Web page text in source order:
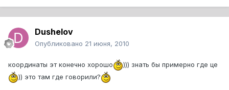
Dushelov
Опубликовано 21 июня, 2010
координаты эт конечно хорошо
))) знать бы примерно где це
)) это там где говорили?